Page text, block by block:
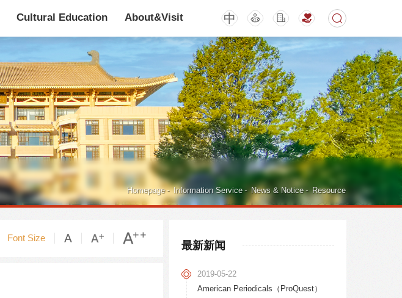
数据库 电子图书和电子期刊
新书通报 活动讲座
中
Cultural Education About&Visit
Homepage - Information Service - News & Notice - Resource
最新新闻
2019-05-22
American Periodicals（ProQuest）
Font Size